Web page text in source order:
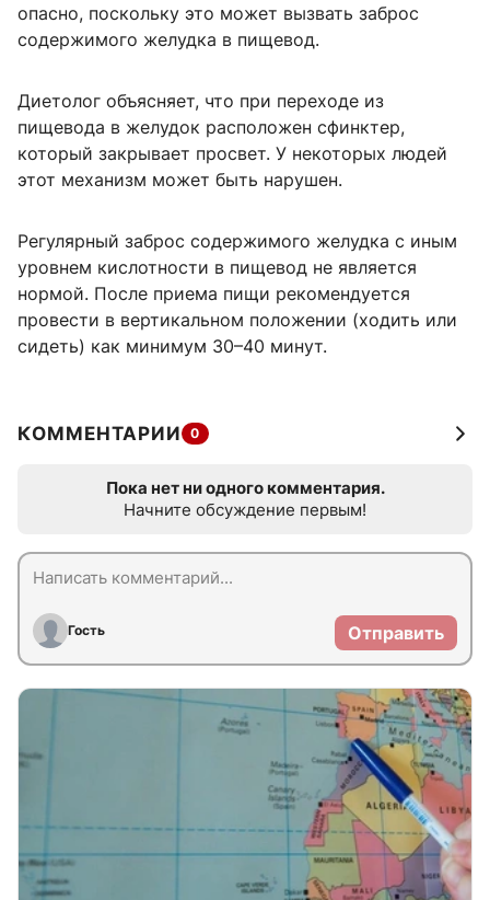
опасно, поскольку это может вызвать заброс
содержимого желудка в пищевод.
Диетолог объясняет, что при переходе из
пищевода в желудок расположен сфинктер,
который закрывает просвет. У некоторых людей
этот механизм может быть нарушен.
Регулярный заброс содержимого желудка с иным
уровнем кислотности в пищевод не является
нормой. После приема пищи рекомендуется
провести в вертикальном положении (ходить или
сидеть) как минимум 30–40 минут.
КОММЕНТАРИИ 0
Пока нет ни одного комментария.
Начните обсуждение первым!
Гость Отправить